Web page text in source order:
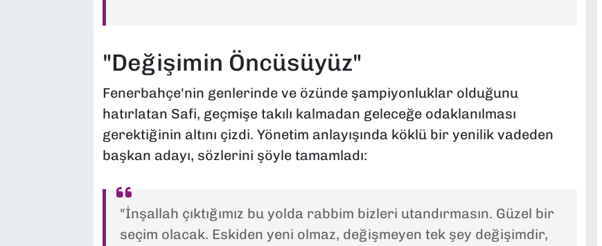
"Değişimin Öncüsüyüz"
Fenerbahçe'nin genlerinde ve özünde şampiyonluklar olduğunu
hatırlatan Safi, geçmişe takılı kalmadan geleceğe odaklanılması
gerektiğinin altını çizdi. Yönetim anlayışında köklü bir yenilik vadeden
başkan adayı, sözlerini şöyle tamamladı:
"İnşallah çıktığımız bu yolda rabbim bizleri utandırmasın. Güzel bir
seçim olacak. Eskiden yeni olmaz, değişmeyen tek şey değişimdir,